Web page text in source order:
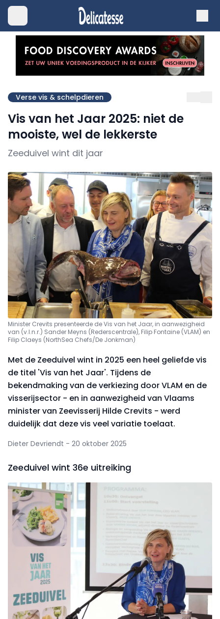
Verse vis & schelpdieren
Vis van het Jaar 2025: niet de
mooiste, wel de lekkerste
Zeeduivel wint dit jaar
Minister Crevits presenteerde de Vis van het Jaar, in aanwezigheid
van (v.l.n.r.) Sander Meyns (Rederscentrale), Filip Fontaine (VLAM) en
Filip Claeys (NorthSea Chefs/De Jonkman)
Met de Zeeduivel wint in 2025 een heel geliefde vis
de titel 'Vis van het Jaar'. Tijdens de
bekendmaking van de verkiezing door VLAM en de
visserijsector - en in aanwezigheid van Vlaams
minister van Zeevisserij Hilde Crevits - werd
duidelijk dat deze vis veel variatie toelaat.
Dieter Devriendt - 20 oktober 2025
Zeeduivel wint 36e uitreiking